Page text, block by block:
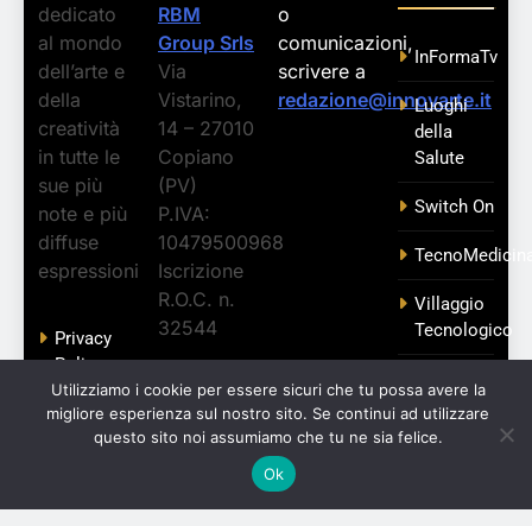
dedicato
al mondo
dell’arte e
della
creatività
in tutte le
sue più
note e più
diffuse
espressioni
Privacy
Policy
Cookie
Policy
RBM
Group Srls
Via
Vistarino,
14 – 27010
Copiano
(PV)
P.IVA:
10479500968
Iscrizione
R.O.C. n.
32544
InnovArte
fa parte
del
o
comunicazioni,
scrivere a
redazione@innovarte.it
InFormaTv
Luoghi
della
Salute
Switch On
Villaggio
Tecnologico
Libere
Utilizziamo i cookie per essere sicuri che tu possa avere la
migliore esperienza sul nostro sito. Se continui ad utilizzare
questo sito noi assumiamo che tu ne sia felice.
Ok